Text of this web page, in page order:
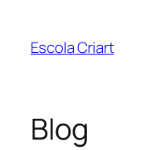
Escola Criart
Blog